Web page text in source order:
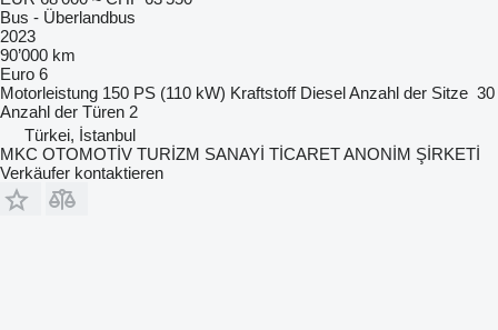
Bus - Überlandbus
2023
90’000 km
Euro 6
Motorleistung 150 PS (110 kW) Kraftstoff DieselAnzahl der Sitze 30
Anzahl der Türen 2
Türkei, İstanbul
MKC OTOMOTİV TURİZM SANAYİ TİCARET ANONİM ŞİRKETİ
Verkäufer kontaktieren